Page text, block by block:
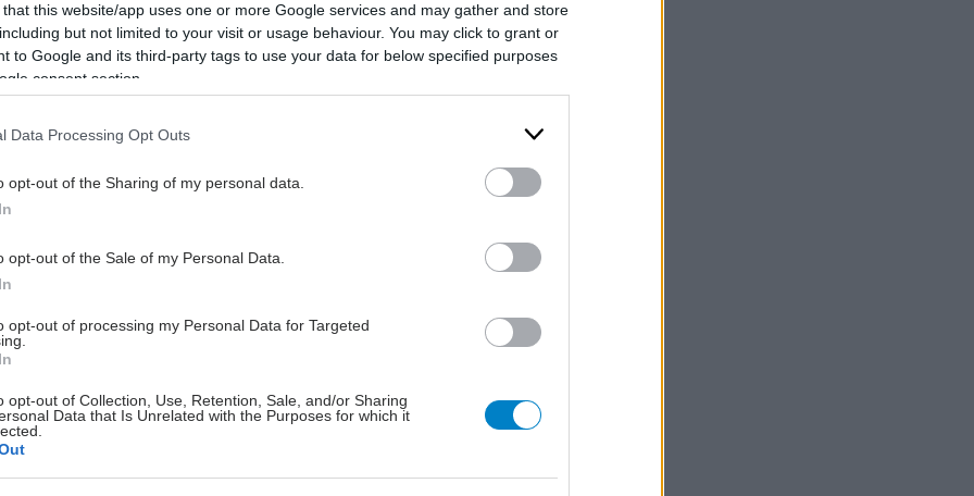
that this website/app uses one or more Google services and may gather and store
but not limited to your visit or usage behaviour. You may click to grant or
to Google and its third-party tags to use your data for below specified purposes
consent section.
Data Processing Opt Outs
opt-out of the Sharing of my personal data.
opt-out of the Sale of my Personal Data.
opt-out of processing my Personal Data for Targeted
opt-out of Collection, Use, Retention, Sale, and/or Sharing
Data that Is Unrelated with the Purposes for which it
εμπεριστατωμένη ανάδειξη της επιστήμης της
επίσης με εξειδικευμένη ομάδα ιατρών –
καρδιολόγων- καθώς και ψυχολόγων με
Εμπειρία • Γενικό Παιδιατρικό νοσοκομείο Παίδων
Διατροφή • Γενικό νοσοκομείο Αττικής (ΚΑΤ) –
• Γενικό νοσοκομείο Πειραιά Τζάνειο –
γαστρεντερολογικά και παχυσαρκία • Γενικό
Νοσημάτων Θώρακος Σωτηρία –
Ερευνητική Δραστηριότητα • Πίνακες
των παιδιών. Ποιά η απήχηση των καινούριων
(WHO) • Διατροφικές Διαταραχές ανάμεσα σε
παιδιών και εφήβων • Βιταμίνη D & Υγεία των
από τους οποίους το λιπιδαιμικό προφίλ